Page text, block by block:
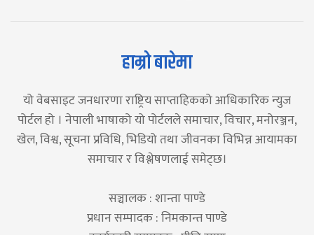
हाम्रो बारेमा
यो वेबसाइट जनधारणा राष्ट्रिय साप्ताहिकको आधिकारिक न्युज
पोर्टल हो । नेपाली भाषाको यो पोर्टलले समाचार, विचार, मनोरञ्जन,
खेल, विश्व, सूचना प्रविधि, भिडियो तथा जीवनका विभिन्न आयामका
समाचार र विश्लेषणलाई समेट्छ।
सञ्चालक : शान्ता पाण्डे
प्रधान सम्पादक : निमकान्त पाण्डे